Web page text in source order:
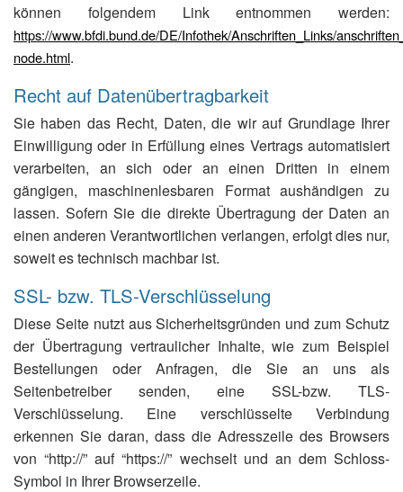
können folgendem Link entnommen werden:
https://www.bfdi.bund.de/DE/Infothek/Anschriften_Links/
node.html.
Recht auf Datenübertragbarkeit
Sie haben das Recht, Daten, die wir auf Grundlage Ihrer
Einwilligung oder in Erfüllung eines Vertrags automatisiert
verarbeiten, an sich oder an einen Dritten in einem
gängigen, maschinenlesbaren Format aushändigen zu
lassen. Sofern Sie die direkte Übertragung der Daten an
einen anderen Verantwortlichen verlangen, erfolgt dies nur,
soweit es technisch machbar ist.
SSL- bzw. TLS-Verschlüsselung
Diese Seite nutzt aus Sicherheitsgründen und zum Schutz
der Übertragung vertraulicher Inhalte, wie zum Beispiel
Bestellungen oder Anfragen, die Sie an uns als
Seitenbetreiber senden, eine SSL-bzw. TLS-
Verschlüsselung. Eine verschlüsselte Verbindung
erkennen Sie daran, dass die Adresszeile des Browsers
von “http://” auf “https://” wechselt und an dem Schloss-
Symbol in Ihrer Browserzeile.